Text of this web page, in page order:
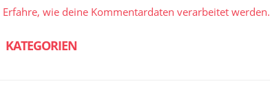
Erfahre, wie deine Kommentardaten verarbeitet werden.
KATEGORIEN